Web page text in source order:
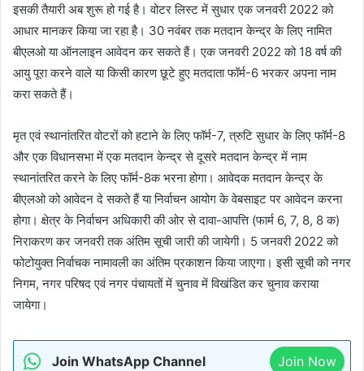
इसकी तैयारी अब शुरू हो गई है। वोटर लिस्ट में सुधार एक जनवरी 2022 को
आधार मानकर किया जा रहा है। 30 नवंबर तक मतदान केन्द्र के लिए नामित
बीएलओ या ऑनलाइन आवेदन कर सकते हैं। एक जनवरी 2022 को 18 वर्ष की
आयु पूरा करने वाले या किसी कारण छूटे हुए मतदाता फॉर्म-6 भरकर अपना नाम
करा सकते हैं।
मृत एवं स्थानांतरित वोटरों को हटाने के लिए फॉर्म-7, त्रुटि सुधार के लिए फॉर्म-8
और एक विधानसभा में एक मतदान केन्द्र से दूसरे मतदान केन्द्र में नाम
स्थानांतरित करने के लिए फॉर्म-8क भरना होगा। आवेदक मतदान केन्द्र के
बीएलओ को आवेदन दे सकते हैं या निर्वाचन आयोग के वेबसाइट पर आवेदन करना
होगा। क्षेत्र के निर्वाचन अधिकारी की ओर से दावा-आपत्ति (फार्म 6, 7, 8, 8 क)
निराकरण कर जनवरी तक अंतिम सूची जारी की जायेगी। 5 जनवरी 2022 को
फोटोयुक्त निर्वाचक नामावली का अंतिम प्रकाशन किया जाएगा। इसी सूची को नगर
निगम, नगर परिषद एवं नगर पंचायतों में चुनाव में विखंडित कर चुनाव कराया
जायेगा।
Join WhatsApp Channel Join Now